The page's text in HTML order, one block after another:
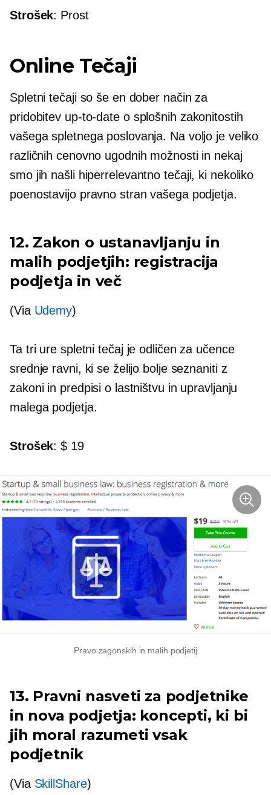
Strošek: Prost
Online Tečaji
Spletni tečaji so še en dober način za
pridobitev up-to-dateo splošnih zakonitostih
vašega spletnega poslovanja. Na voljo je veliko
različnih cenovno ugodnih možnosti in nekaj
smo jih našli hiperrelevantno tečaji, ki nekoliko
poenostavijo pravno stran vašega podjetja.
12. Zakon o ustanavljanju in
malih podjetjih: registracija
podjetja in več
(Via Udemy)
Ta tri ure spletni tečaj je odličen za učence
srednje ravni, ki se želijo bolje seznaniti z
zakoni in predpisi o lastništvu in upravljanju
malega podjetja.
Strošek: $ 19
Pravo zagonskih in malih podjetij
13. Pravni nasveti za podjetnike
in nova podjetja: koncepti, ki bi
jih moral razumeti vsak
podjetnik
(Via SkillShare)